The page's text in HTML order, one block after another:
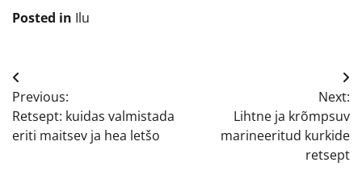
Posted in Ilu
Navigeerimine
Previous:
Retsept: kuidas valmistada
eriti maitsev ja hea letšo
Next:
Lihtne ja krõmpsuv
marineeritud kurkide
retsept